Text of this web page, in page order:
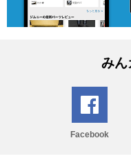
みん
Facebook